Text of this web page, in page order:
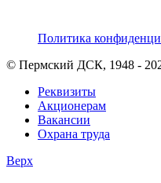
Политика
© Пермский ДСК, 1948 -
Реквизиты
Акционерам
Вакансии
Охрана труда
Верх